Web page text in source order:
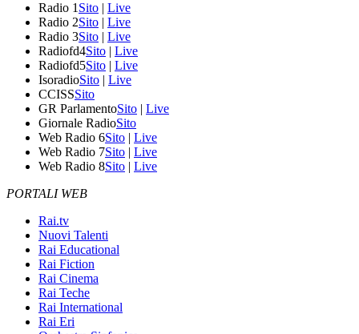
Radio 1 Sito | Live
Radio 2Sito | Live
Radio 3Sito | Live
Radiofd4Sito | Live
Radiofd5Sito | Live
IsoradioSito | Live
CCISSSito
GR ParlamentoSito | Live
Giornale RadioSito
Web Radio 6Sito | Live
Web Radio 7Sito | Live
Web Radio 8Sito | Live
PORTALI WEB
Rai.tv
Nuovi Talenti
Rai Educational
Rai Fiction
Rai Cinema
Rai Teche
Rai International
Rai Eri